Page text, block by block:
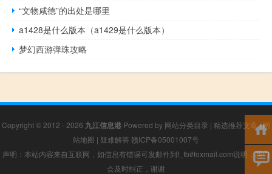
“文物咸德”的出处是哪里
a1428是什么版本（a1429是什么版本）
梦幻西游弹珠攻略
Copyright © 2012 - 2026 九江信息港 Powered by 网站分类目录 | 精选推荐文章|网
站地图 | 疑难解答 赣ICP备05001007号
声明：本站内容来自互联网，如信息有错误可发邮件到f_fb#foxmail.com说明，我们
会及时纠正，谢谢